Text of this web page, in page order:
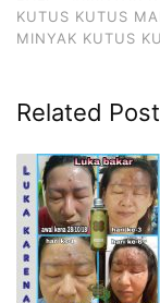
KUTUS KUTUS
MINYAK KUTUS
Related